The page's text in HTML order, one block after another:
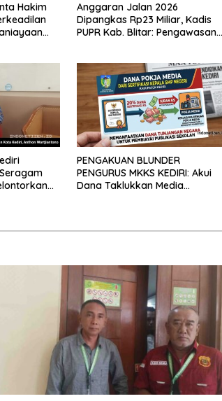
Hakim
Anggaran Jalan 2026
Dipangkas Rp23 Miliar, Kadis
PUPR Kab. Blitar: Pengawasan
PENGAKUAN BLUNDER
PENGURUS MKKS KEDIRI: Akui
Dana Taklukkan Media